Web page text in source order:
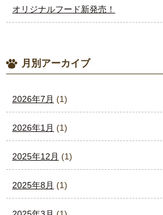
オリジナルフード新発売！
月別アーカイブ
2026年7月 (1)
2026年1月 (1)
2025年12月 (1)
2025年8月 (1)